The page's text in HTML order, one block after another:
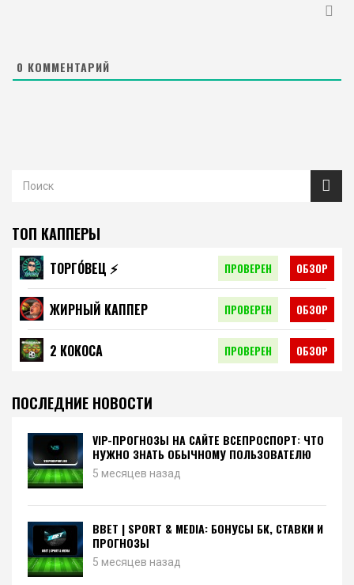
0 КОММЕНТАРИЙ
ТОП КАППЕРЫ
ТОРГО́ВЕЦ ⚡️ ПРОВЕРЕН ОБЗОР
ЖИРНЫЙ КАППЕР ПРОВЕРЕН ОБЗОР
2 КОКОСА ПРОВЕРЕН ОБЗОР
ПОСЛЕДНИЕ НОВОСТИ
VIP-ПРОГНОЗЫ НА САЙТЕ ВСЕПРОСПОРТ: ЧТО
НУЖНО ЗНАТЬ ОБЫЧНОМУ ПОЛЬЗОВАТЕЛЮ
5 месяцев назад
BBET | SPORT & MEDIA: БОНУСЫ БК, СТАВКИ И
ПРОГНОЗЫ
5 месяцев назад